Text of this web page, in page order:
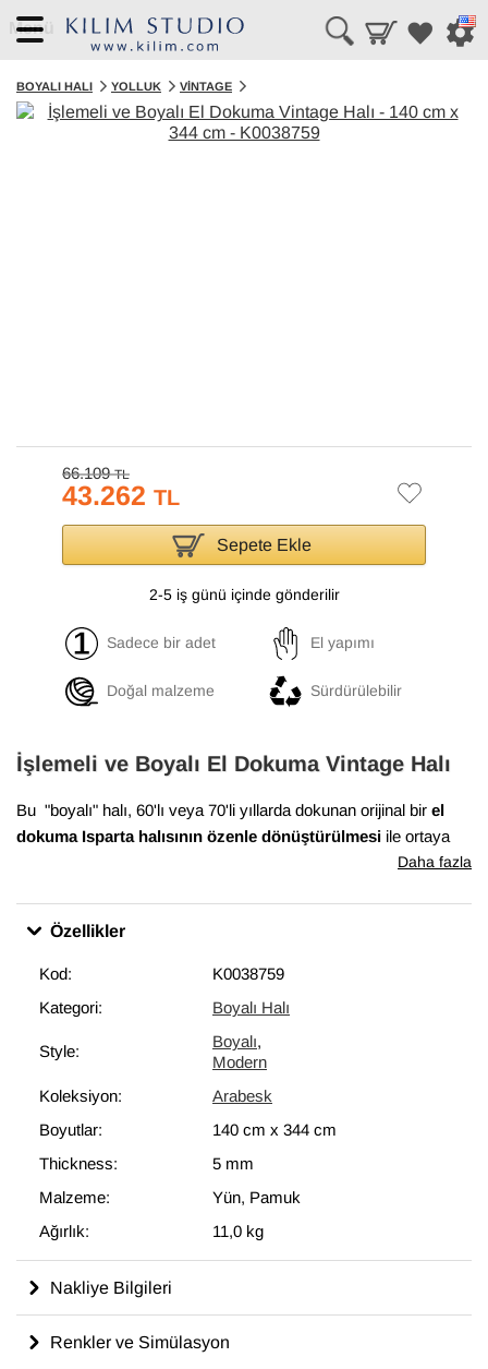
Menü
BOYALI HALI YOLLUK VINTAGE
66.109TL
43.262 TL
Sepete Ekle
2-5 iş günü içinde gönderilir
Sadece bir adet El yapımı
Doğal malzeme Sürdürülebilir
İşlemeli ve Boyalı El Dokuma Vintage Halı
Bu "boyalı" halı, 60'lı veya 70'li yıllarda dokunan orijinal bir el
dokuma Isparta halısının özenle dönüştürülmesi ile ortaya
140 cm x 344 cm
ile traşlamayla başlar. Daha sonra renkleri azaltmak için bir dizi
işlemden geçirilirler. Artık tek renkte boyanmaya hazırdırlar.
kez boyanır. Bu muhteşem dönüşüm, modern dekoru
tamamlayan eşsiz görünüme sahip halılar ortaya çıkartır ve
çağdaş sanatın bir parçası olarak düşünülebilir.
Daha fazla
Özellikler
Kod:
K0038759
Kategori:
Boyalı Halı
Style:
Boyalı,
Modern
Koleksiyon:
Arabesk
Boyutlar:
140 cm x 344 cm
Thickness:
5 mm
Malzeme:
Yün, Pamuk
Ağırlık:
11,0 kg
Nakliye Bilgileri
Renkler ve Simülasyon